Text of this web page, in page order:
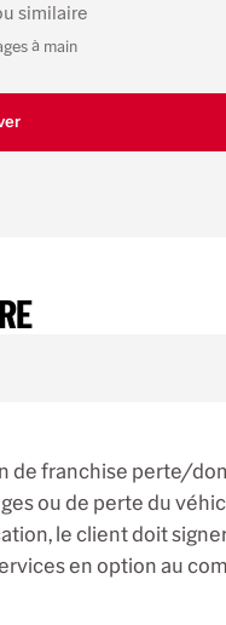
similaire
à main
de franchise perte/
ou de perte du
le client doit
en option au